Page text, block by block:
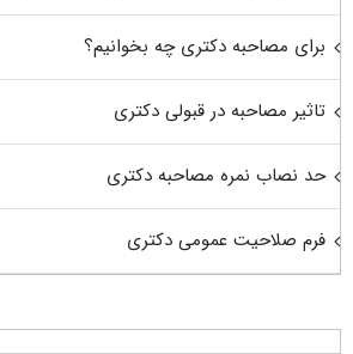
برای مصاحبه دکتری چه بخوانیم؟
تاثیر مصاحبه در قبولی دکتری
حد نصاب نمره مصاحبه دکتری
فرم صلاحیت عمومی دکتری